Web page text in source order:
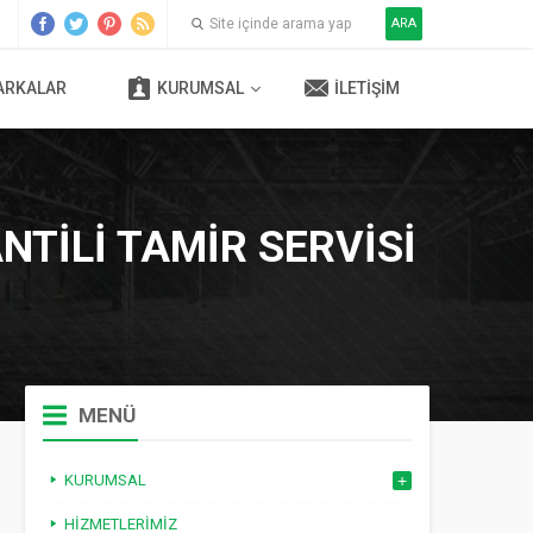
ARA
KURUMSAL İLETIŞIM
TAMIR SERVISI
MENÜ
KURUMSAL
HIZMETLERIMIZ